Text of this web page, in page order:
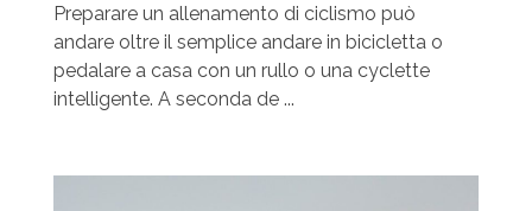
Preparare un allenamento di ciclismo può
andare oltre il semplice andare in bicicletta o
pedalare a casa con un rullo o una cyclette
intelligente. A seconda de ...